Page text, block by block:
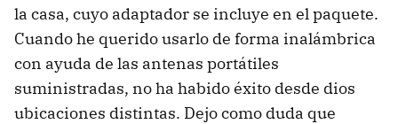
la casa, cuyo adaptador se incluye en el paquete.
Cuando he querido usarlo de forma inalámbrica
con ayuda de las antenas portátiles
suministradas, no ha habido éxito desde dios
ubicaciones distintas. Dejo como duda que